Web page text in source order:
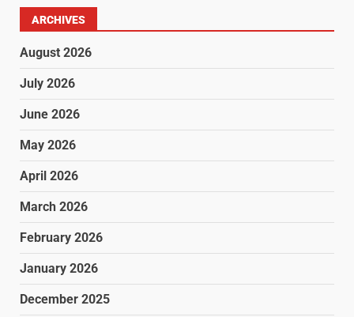
ARCHIVES
August 2026
July 2026
June 2026
May 2026
April 2026
March 2026
February 2026
January 2026
December 2025